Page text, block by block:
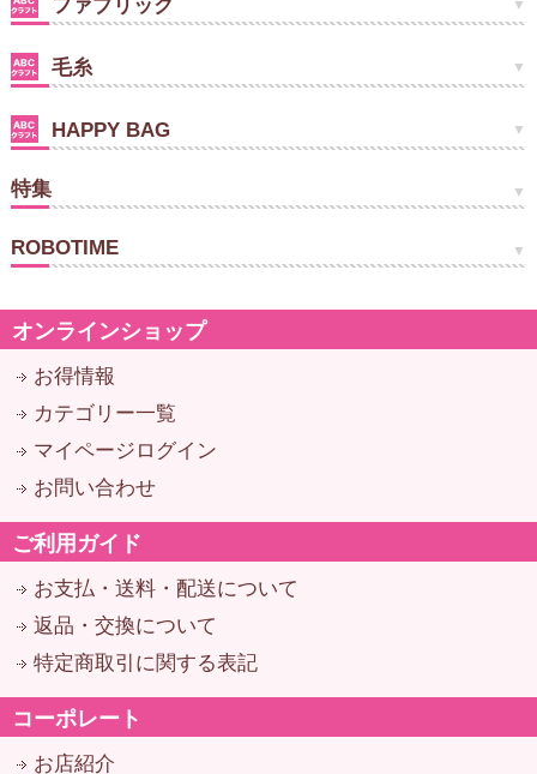
ファブリック
毛糸
HAPPY BAG
特集
ROBOTIME
オンラインショップ
お得情報
カテゴリー一覧
マイページログイン
お問い合わせ
ご利用ガイド
お支払・送料・配送について
返品・交換について
特定商取引に関する表記
コーポレート
お店紹介